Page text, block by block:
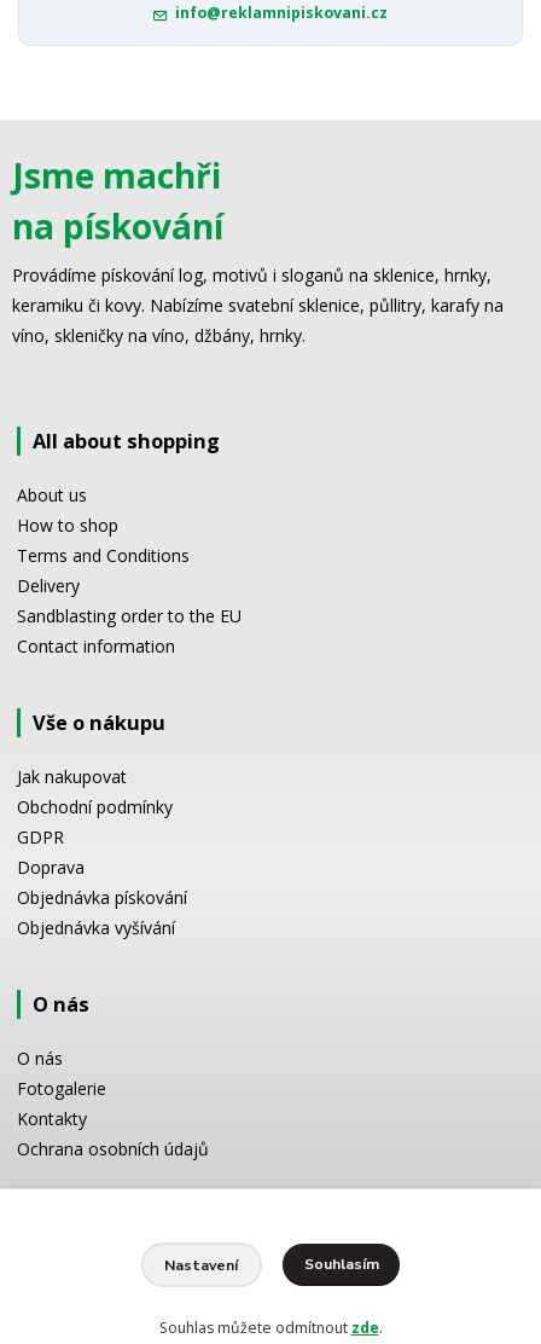
info@reklamnipiskovani.cz
Jsme machři
na pískování
Provádíme pískování log, motivů i sloganů na sklenice, hrnky,
keramiku či kovy. Nabízíme svatební sklenice, půllitry, karafy na
víno, skleničky na víno, džbány, hrnky.
All about shopping
About us
How to shop
Terms and Conditions
Delivery
Sandblasting order to the EU
Contact information
Vše o nákupu
Jak nakupovat
Obchodní podmínky
GDPR
Doprava
Objednávka pískování
Objednávka vyšívání
O nás
O nás
Fotogalerie
Kontakty
Ochrana osobních údajů
Potřebujete poradit s výběrem? Neváhejte se zeptat:
+420 728 772 566
info@reklamnipiskovani.cz
Nastavení Souhlasím
Souhlas můžete odmítnout zde.